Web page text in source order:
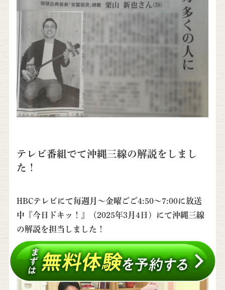
テレビ番組でて沖縄三線の解説をしまし
た！
HBCテレビにて毎週月～金曜ごご4:50～7:00に放送
中『今日ドキッ！』（2025年3月4日）にて沖縄三線
の解説を担当しました！